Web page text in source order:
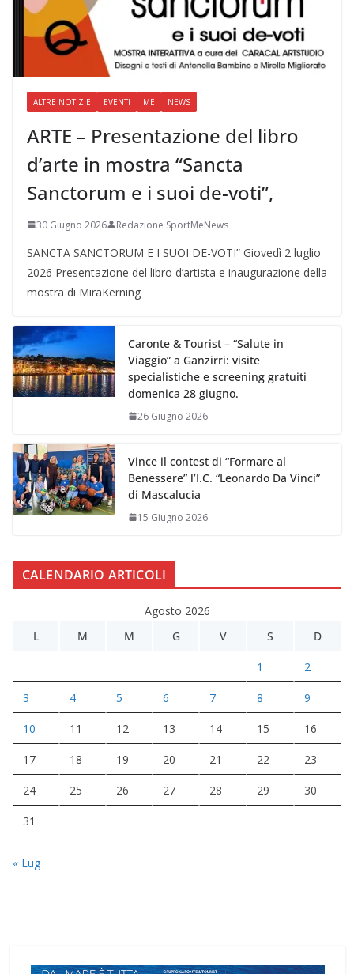
ALTRE NOTIZIE EVENTI ME NEWS
ARTE – Presentazione del libro
d’arte in mostra “Sancta
Sanctorum e i suoi de-voti”,
30 Giugno 2026 Redazione SportMeNews
SANCTA SANCTORUM E I SUOI DE-VOTI” Giovedì 2 luglio
2026 Presentazione del libro d’artista e inaugurazione della
mostra di MiraKerning
Caronte & Tourist – “Salute in
Viaggio” a Ganzirri: visite
specialistiche e screening gratuiti
domenica 28 giugno.
26 Giugno 2026
Vince il contest di “Formare al
Benessere” l’I.C. “Leonardo Da Vinci”
di Mascalucia
15 Giugno 2026
CALENDARIO ARTICOLI
Agosto 2026
L
M M G V S D
1 2
3 4 5 6 7 8 9
10 11 12 13 14 15 16
17 18 19 20 21 22 23
24 25 26 27 28 29 30
31
« Lug